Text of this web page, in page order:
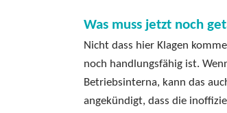
Was muss jetzt noch
Nicht dass hier Klagen
noch handlungsfähig ist.
Betriebsinterna, kann das
angekündigt, dass die